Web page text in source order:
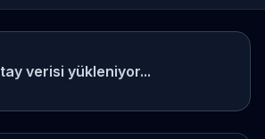
verisi yükleniyor...